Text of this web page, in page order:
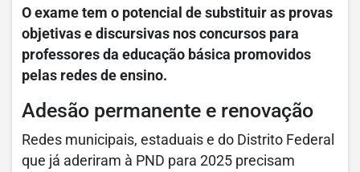
O exame tem o potencial de substituir as provas
objetivas e discursivas nos concursos para
professores da educação básica promovidos
pelas redes de ensino.
Adesão permanente e renovação
Redes municipais, estaduais e do Distrito Federal
que já aderiram à PND para 2025 precisam